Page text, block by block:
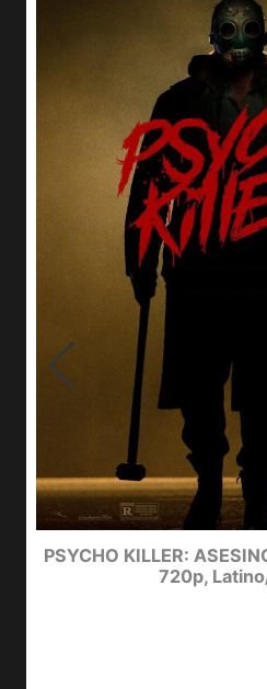
PSYCHO KILLER:
720p,